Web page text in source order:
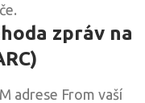
zpráv na
adrese From vaší